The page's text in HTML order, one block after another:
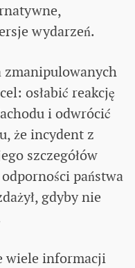
wydarzeń.
zmanipulowanych
osłabić reakcję
i odwrócić
że incydent z
szczegółów
państwa
gdyby nie
wiele informacji